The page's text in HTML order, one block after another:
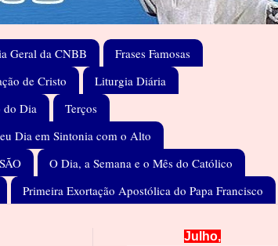
Geral da CNBB
Frases Famosas
de Cristo
Liturgia Diária
do Dia
Terços
Dia em Sintonia com o Alto
O Dia, a Semana e o Mês do Católico
Primeira Exortação Apostólica do Papa Francisco
Julho,